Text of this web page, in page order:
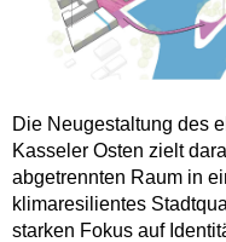
Die Neugestaltung des
Kasseler Osten zielt
abgetrennten Raum in
klimaresilientes
starken Fokus auf